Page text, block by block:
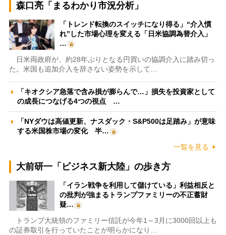
森口亮「まるわかり市況分析」
「トレンド転換のスイッチになり得る」“介入慣
れ”した市場心理を変える「日米協調為替介入」
…
日米両政府が、約28年ぶりとなる円買いの協調介入に踏み切っ
た。米国も追加介入を辞さない姿勢を示して…
「キオクシア急落で含み損が膨らんで…」損失を投資家として
の成長につなげる4つの視点 …
「NYダウは高値更新、ナスダック・S&P500は足踏み」が意味
する米国株市場の変化 半…
一覧を見る
大前研一「ビジネス新大陸」の歩き方
「イラン戦争を利用して儲けている」利益相反と
の批判が強まるトランプファミリーの不正蓄財
疑…
トランプ大統領のファミリー信託が今年1～3月に3000回以上も
の証券取引を行っていたことが明らかになり…